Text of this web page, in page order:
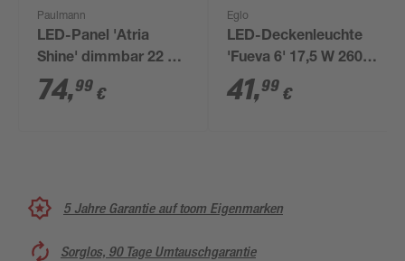
Paulmann
LED-Panel 'Atria
Shine' dimmbar 22 W
2700 lm neutralweiß
42 x 2,8 x 42 cm
74,99 €
Eglo
LED-Deckenleuchte
'Fueva 6' 17,5 W 2600
lm warmweiß bis
tageslichtweiß 39 x
41,99 €
5 Jahre Garantie auf toom Eigenmarken
Sorglos, 90 Tage Umtauschgarantie